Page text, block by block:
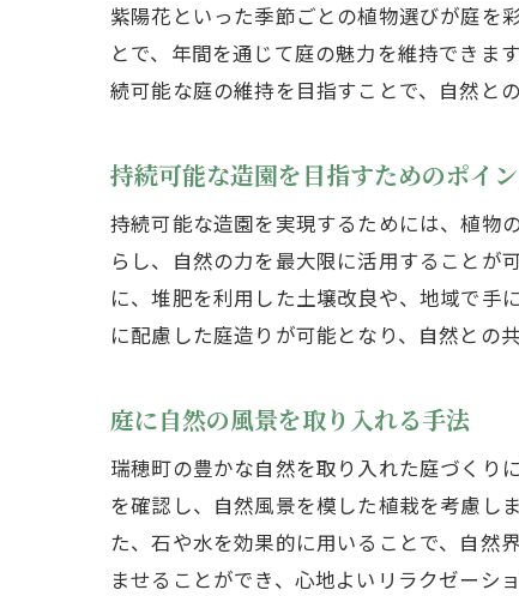
紫陽花といった季節ごとの植物選びが庭を
とで、年間を通じて庭の魅力を維持できま
続可能な庭の維持を目指すことで、自然と
持続可能な造園を目指すためのポイ
持続可能な造園を実現するためには、植物
らし、自然の力を最大限に活用することが
に、堆肥を利用した土壌改良や、地域で手
に配慮した庭造りが可能となり、自然との
庭に自然の風景を取り入れる手法
瑞穂町の豊かな自然を取り入れた庭づくり
を確認し、自然風景を模した植栽を考慮し
た、石や水を効果的に用いることで、自然
ませることができ、心地よいリラクゼーシ